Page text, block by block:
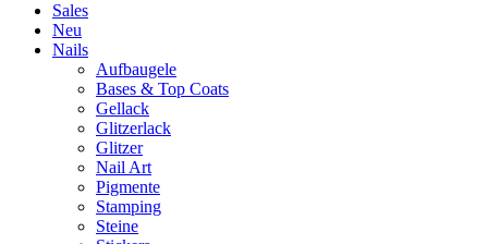
Sales
Neu
Nails
Aufbaugele
Bases & Top Coats
Gellack
Glitzerlack
Glitzer
Nail Art
Pigmente
Stamping
Steine